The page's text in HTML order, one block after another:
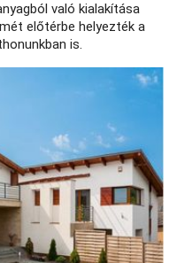
való kialakítása
előtérbe helyezték a
is.